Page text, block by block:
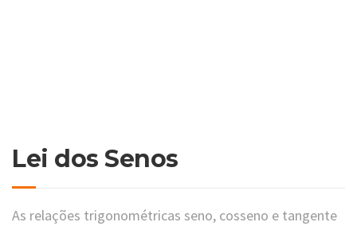
Lei dos Senos
As relações trigonométricas seno, cosseno e tangente